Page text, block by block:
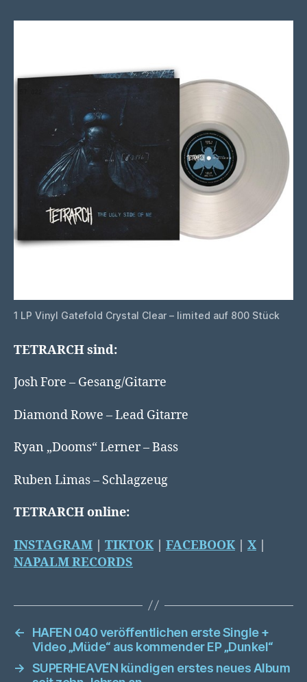
1 LP Vinyl Gatefold Crystal Clear – limited auf 800 Stück
TETRARCH sind:
Josh Fore – Gesang/Gitarre
Diamond Rowe – Lead Gitarre
Ryan „Dooms“ Lerner – Bass
Ruben Limas – Schlagzeug
TETRARCH online:
INSTAGRAM TIKTOK| FACEBOOK| X
NAPALM RECORDS
←
HAFEN 040 veröffentlichen erste Single +
Video „Müde“ aus kommender EP „Dunkel“
→ SUPERHEAVEN kündigen erstes neues Album